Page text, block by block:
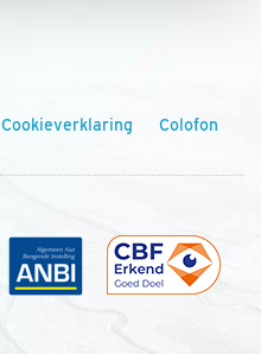
Cookieverklaring Colofon